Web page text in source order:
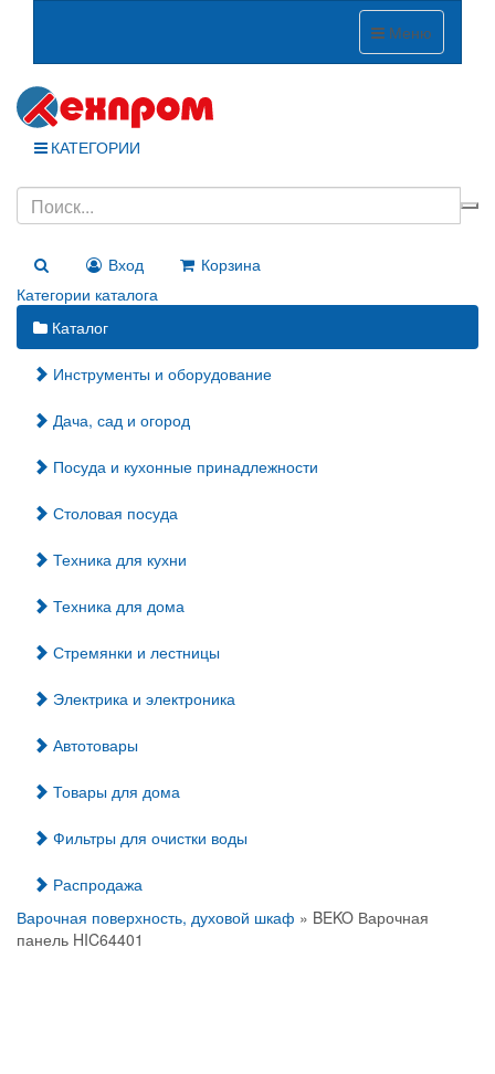
Меню
КАТЕГОРИИ
Вход
Корзина
Категории каталога
Каталог
Инструменты и оборудование
Дача, сад и огород
Посуда и кухонные принадлежности
Столовая посуда
Техника для кухни
Техника для дома
Стремянки и лестницы
Электрика и электроника
Автотовары
Товары для дома
Фильтры для очистки воды
Распродажа
Варочная поверхность, духовой шкаф » BEKO Варочная
панель HIC64401